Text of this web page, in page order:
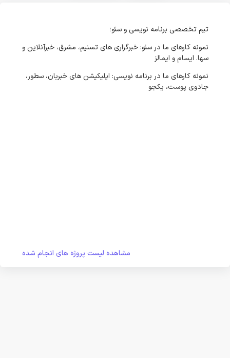
تیم تخصصی برنامه نویسی و سئو؛
نمونه کارهای ما در سئو: خبرگزاری های تسنیم، مشرق، خبرآنلاین و
سها. ایسام و ایمالز
نمونه کارهای ما در برنامه نویسی: اپلیکیشن های خبربان، سطور،
جادوی پوست، یکجو
مشاهده لیست پروژه های انجام شده